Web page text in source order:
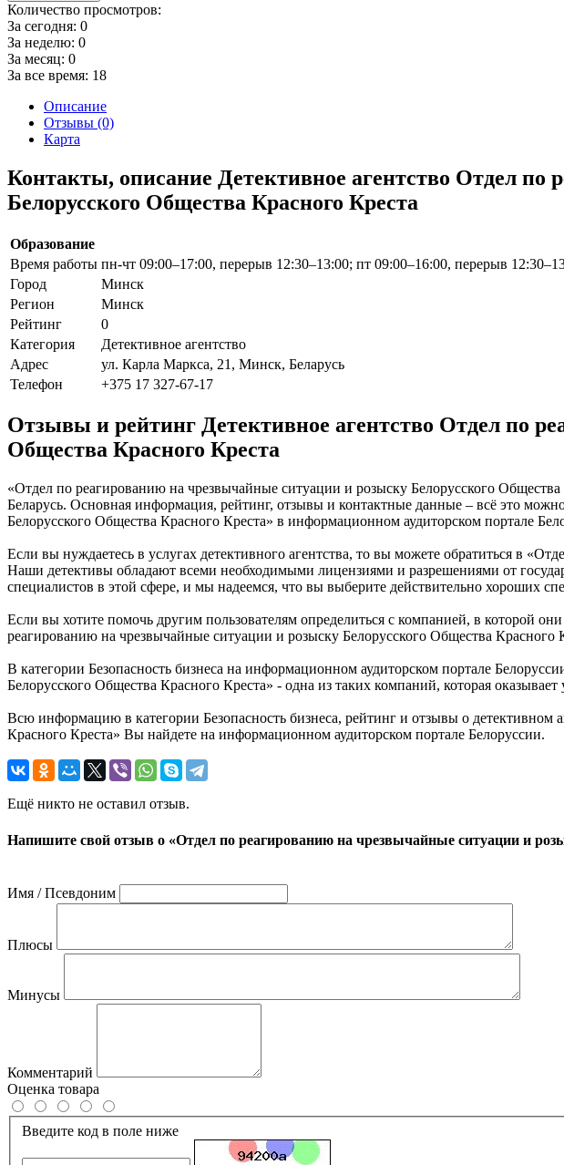
Количество просмотров:
За сегодня: 0
За неделю: 0
За месяц: 0
За все время: 18
Описание
Отзывы (0)
Карта
Контакты, описание Детективное агентство Отдел
Белорусского Общества Красного Креста
Образование
Время работы пн-чт 09:00–17:00, перерыв 12:30–13:00; пт 09:00–16:00, перерыв
Город
Минск
Регион
Минск
Рейтинг
0
Категория
Детективное агентство
Адрес
ул. Карла Маркса, 21, Минск, Беларусь
Телефон
+375 17 327-67-17
Отзывы и рейтинг Детективное агентство Отдел по
Общества Красного Креста
«Отдел по реагированию на чрезвычайные ситуации и розыску Белорусского
Беларусь. Основная информация, рейтинг, отзывы и контактные данные – всё это
Белорусского Общества Красного Креста» в информационном аудиторском портале
Если вы нуждаетесь в услугах детективного агентства, то вы можете обратиться в
Наши детективы обладают всеми необходимыми лицензиями и разрешениями от
специалистов в этой сфере, и мы надеемся, что вы выберите действительно хороших
Если вы хотите помочь другим пользователям определиться с компанией, в которой
реагированию на чрезвычайные ситуации и розыску Белорусского Общества Красного
В категории Безопасность бизнеса на информационном аудиторском портале
Белорусского Общества Красного Креста» - одна из таких компаний, которая
Всю информацию в категории Безопасность бизнеса, рейтинг и отзывы о
Красного Креста» Вы найдете на информационном аудиторском портале Белоруссии.
Ещё никто не оставил отзыв.
Напишите свой отзыв о «Отдел по реагированию на чрезвычайные ситуации и
Имя / Псевдоним
Плюсы
Минусы
Комментарий
Оценка товара
Введите код в поле ниже